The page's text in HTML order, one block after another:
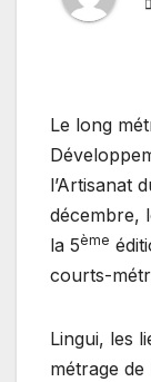
Le long
l’Artisanat
décembre,
la 5ème
courts-
Lingui, les
métrage de